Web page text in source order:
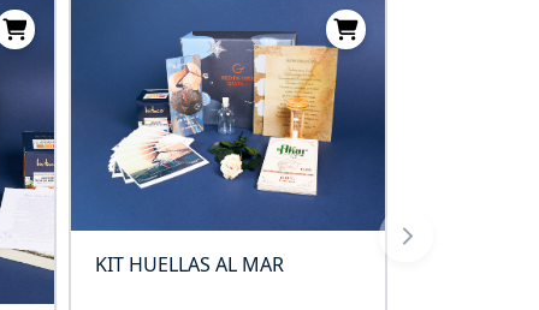
KIT HUELLAS AL MAR